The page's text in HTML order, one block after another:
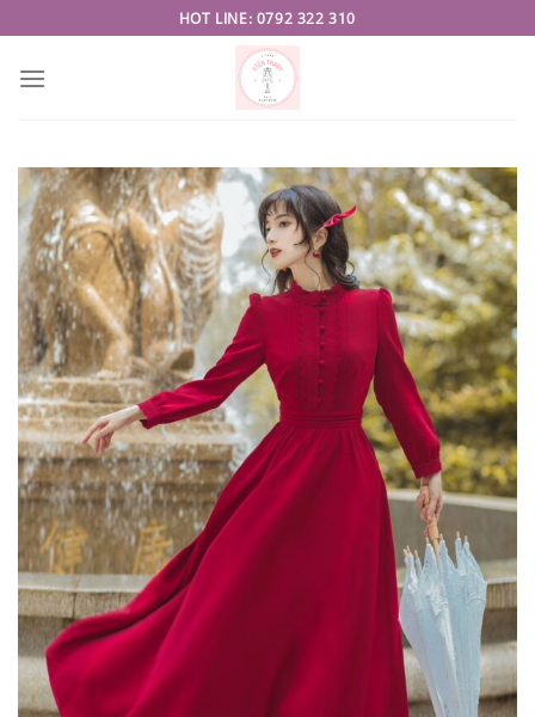
to
content
HOT LINE: 0792 322 310